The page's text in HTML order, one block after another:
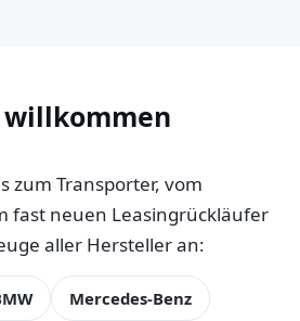
zum Transporter, vom
fast neuen Leasingrückläufer
aller Hersteller an:
Mercedes-Benz